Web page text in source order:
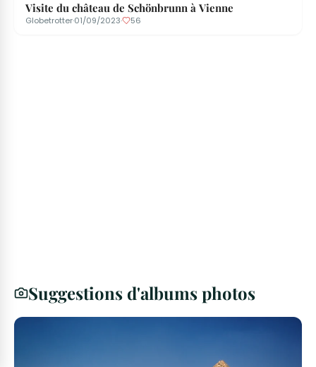
Visite du château de Schönbrunn à Vienne
Globetrotter·01/09/2023· 56
Suggestions d'albums photos